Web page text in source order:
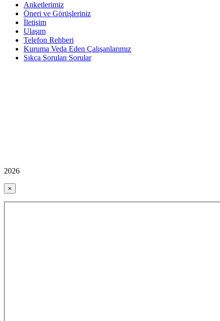
Anketlerimiz
Öneri ve Görüşleriniz
İletişim
Ulaşım
Telefon Rehberi
Kuruma Veda Eden Çalışanlarımız
Sıkça Sorulan Sorular
2026
×